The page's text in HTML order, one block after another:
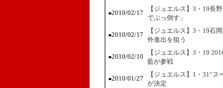
■2010/02/17
【ジュエルス】3・19長
でぶっ倒す」
■2010/02/17
【ジュエルス】3・19石
外進出を狙う
■2010/02/10
【ジュエルス】3・19
藍が参戦
■2010/01/27
【ジュエルス】1・31“
が決定